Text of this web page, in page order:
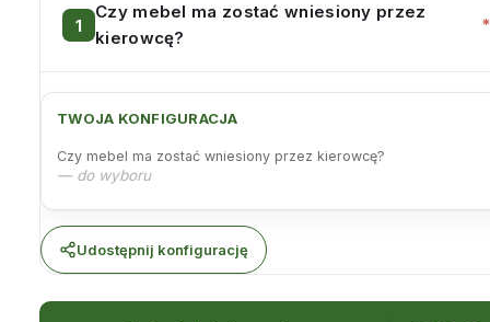
Czy mebel ma zostać wniesiony przez
kierowcę?
*
TWOJA KONFIGURACJA
Czy mebel ma zostać wniesiony przez kierowcę?
— do wyboru
Udostępnij konfigurację